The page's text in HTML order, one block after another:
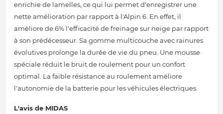
enrichie de lamelles, ce qui lui permet d'enregistrer une
nette amélioration par rapport à l'Alpin 6. En effet, il
améliore de 6% l'efficacité de freinage sur neige par rapport
à son prédécesseur. Sa gomme multicouche avec rainures
évolutives prolonge la durée de vie du pneu. Une mousse
spéciale réduit le bruit de roulement pour un confort
optimal. La faible résistance au roulement améliore
l'autonomie de la batterie pour les véhicules électriques.
L'avis de MIDAS